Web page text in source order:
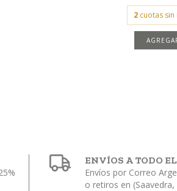
2 cuotas
ENVÍOS A TODO
Envíos por Correo
o retiros en (Saavedra,